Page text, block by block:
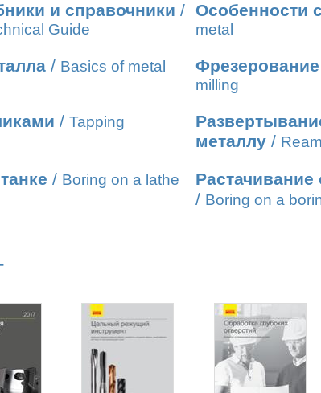
и справочники /
Guide
Особенности
metal
/ Basics of metal
milling
/ Tapping
металлу /
/ Boring on a lathe
Растачивание
/ Boring on a